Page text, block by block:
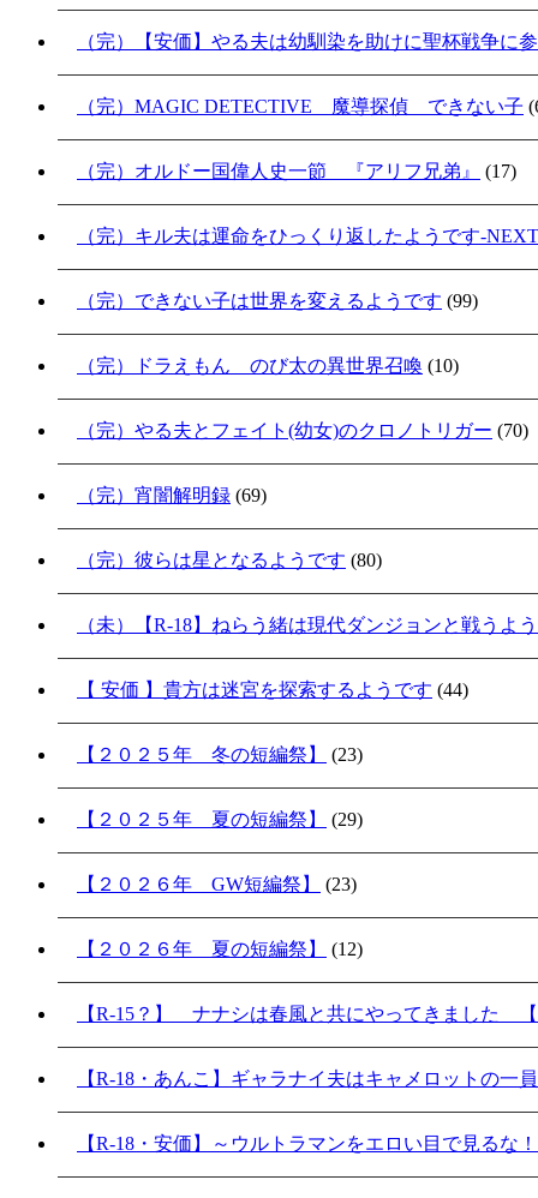
（完）【安価】やる夫は幼馴染を助けに聖杯戦争に
（完）MAGIC DETECTIVE 魔導探偵 できない子
（完）オルドー国偉人史一節 『アリフ兄弟』 (17)
（完）キル夫は運命をひっくり返したようです-
（完）できない子は世界を変えるようです (99)
（完）ドラえもん のび太の異世界召喚 (10)
（完）やる夫とフェイト(幼女)のクロノトリガー (70)
（完）宵闇解明録 (69)
（完）彼らは星となるようです (80)
（未）【R-18】ねらう緒は現代ダンジョンと戦うよ
【 安価 】貴方は迷宮を探索するようです (44)
【２０２５年 冬の短編祭】 (23)
【２０２５年 夏の短編祭】 (29)
【２０２６年 GW短編祭】 (23)
【２０２６年 夏の短編祭】 (12)
【R-15？】 ナナシは春風と共にやってきました
【R-18・あんこ】ギャラナイ夫はキャメロットの一
【R-18・安価】～ウルトラマンをエロい目で見るな